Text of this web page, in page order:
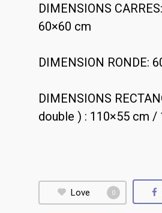
DIMENSIONS
60×60 cm
DIMENSION RONDE:
DIMENSIONS
double ) : 110×55 cm /
Love 0